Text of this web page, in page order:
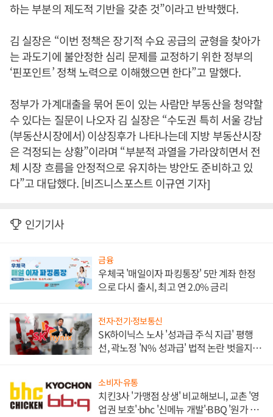
하는 부분의 제도적 기반을 갖춘 것”이라고 반박했다.
김 실장은 “이번 정책은 장기적 수요 공급의 균형을 찾아가
는 과도기에 불안정한 심리 문제를 교정하기 위한 정부의
‘핀포인트’ 정책 노력으로 이해했으면 한다”고 말했다.
정부가 가계대출을 묶어 돈이 있는 사람만 부동산을 청약할
수 있다는 질문이 나오자 김 실장은 “수도권 특히 서울 강남
(부동산시장에서) 이상징후가 나타나는데 지방 부동산시장
은 걱정되는 상황”이라며 “부분적 과열을 가라앉히면서 전
체 시장 흐름을 안정적으로 유지하는 방안도 준비하고 있
다”고 대답했다. [비즈니스포스트 이규연 기자]
인기기사
금융
우체국 '매일이자 파킹통장' 5만 계좌 한정
으로 다시 출시, 최고 연 2.0% 금리
전자·전기·정보통신
SK하이닉스 노사 '성과급 주식 지급' 평행
선, 곽노정 'N% 성과급' 법적 논란 벗을지 주
소비자·유통
치킨3사 '가맹점 상생' 비교해보니, 교촌 '영
업권 보호'·bhc '신메뉴 개발'·BBQ '원가 부